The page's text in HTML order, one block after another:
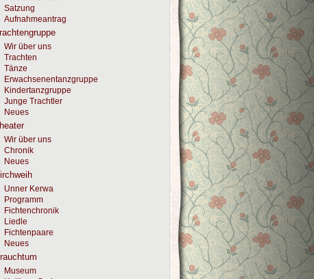
Satzung
Aufnahmeantrag
Wir über uns
Trachten
Tänze
Erwachsenentanzgruppe
Kindertanzgruppe
Junge Trachtler
Neues
Wir über uns
Chronik
Neues
Unner Kerwa
Programm
Fichtenchronik
Liedle
Fichtenpaare
Neues
Museum